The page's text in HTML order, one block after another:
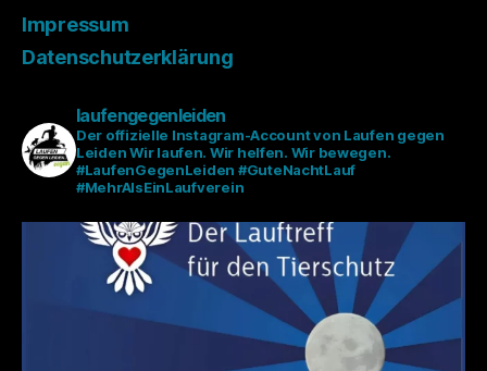
Impressum
Datenschutzerklärung
laufengegenleiden
Der offizielle Instagram-Account von Laufen gegen
LeidenWir laufen. Wir helfen. Wir bewegen.
#LaufenGegenLeiden #GuteNachtLauf
#MehrAlsEinLaufverein